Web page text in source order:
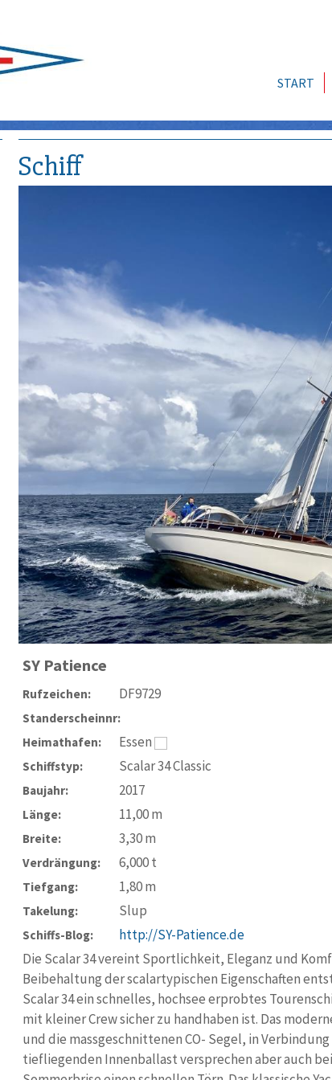
START
Schiff
SY Patience
Rufzeichen: DF9729
Standerscheinnr:
Heimathafen:
Essen
Schiffstyp: Scalar 34 Classic
Baujahr: 2017
Länge: 11,00m
Breite: 3,30m
Verdrängung: 6,000t
Tiefgang: 1,80m
Takelung: Slup
Schiffs-Blog:
http://SY-Patience.de
Die Scalar 34 vereint Sportlichkeit, Eleganz und
Beibehaltung der scalartypischen Eigenschaften
Scalar 34 ein schnelles, hochsee erprobtes
mit kleiner Crew sicher zu handhaben ist. Das
und die massgeschnittenen CO- Segel, in
tiefliegenden Innenballast versprechen aber auch